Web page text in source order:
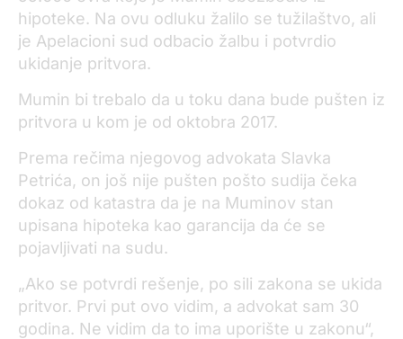
hipoteke. Na ovu odluku žalilo se tužilaštvo, ali
je Apelacioni sud odbacio žalbu i potvrdio
ukidanje pritvora.
Mumin bi trebalo da u toku dana bude pušten iz
pritvora u kom je od oktobra 2017.
Prema rečima njegovog advokata Slavka
Petrića, on još nije pušten pošto sudija čeka
dokaz od katastra da je na Muminov stan
upisana hipoteka kao garancija da će se
pojavljivati na sudu.
„Ako se potvrdi rešenje, po sili zakona se ukida
pritvor. Prvi put ovo vidim, a advokat sam 30
godina. Ne vidim da to ima uporište u zakonu“,